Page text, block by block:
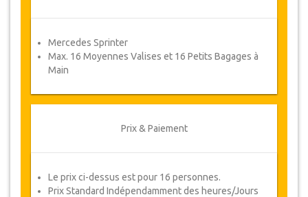
Une fois votre paiement effectué, vous serez
redirigé vers détails YourCard pour entrer vos
votre Coupon de service automatiquement.
Mercedes Sprinter
Max. 16 Moyennes Valises et 16 Petits Bagages à
Main
Prix & Paiement
Le prix ci-dessus est pour 16 personnes.
Prix Standard Indépendamment des heures/Jours